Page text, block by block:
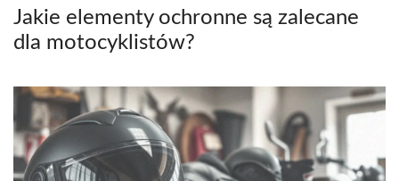
Jakie elementy ochronne są zalecane
dla motocyklistów?